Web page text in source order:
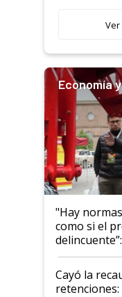
variedades
salto
Economía
"Hay
como si el
al
habló del
Cayó la